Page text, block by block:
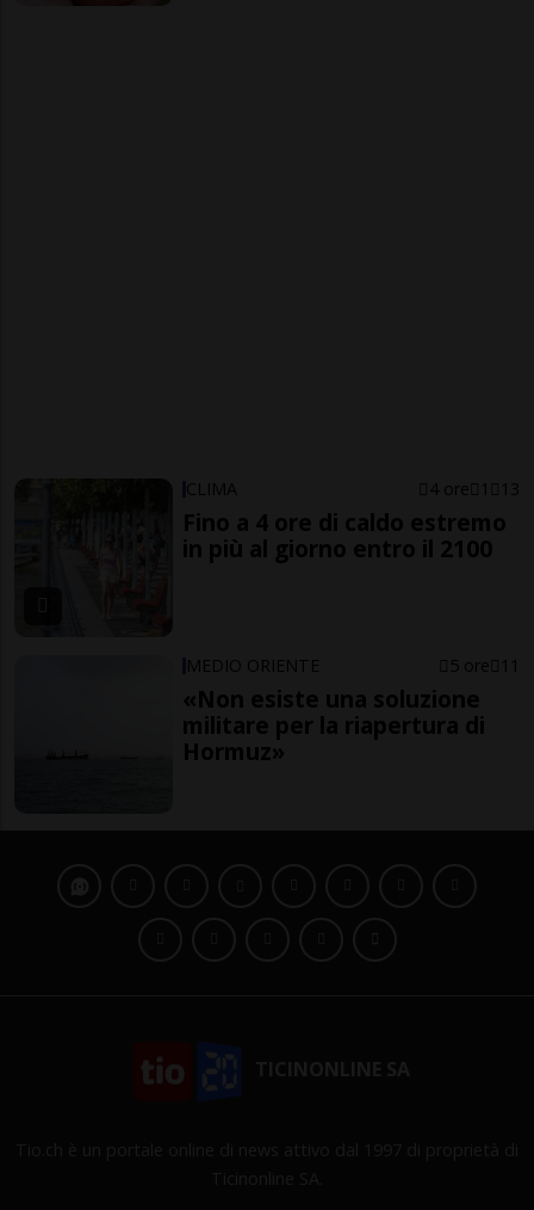
CLIMA 4 ore 1 13
Fino a 4 ore di caldo estremo
in più al giorno entro il 2100
MEDIO ORIENTE 5 ore 11
«Non esiste una soluzione
militare per la riapertura di
Hormuz»